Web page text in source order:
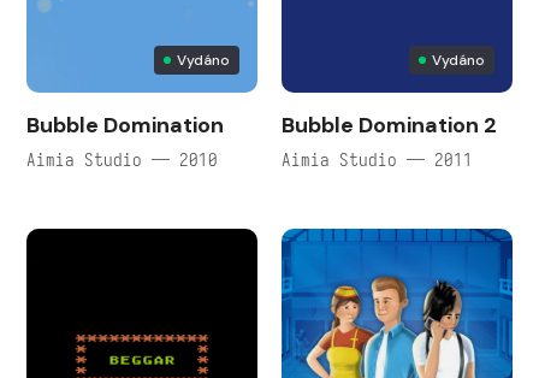
Vydáno
Bubble Domination
Aimia Studio — 2010
Vydáno
Bubble Domination 2
Aimia Studio — 2011